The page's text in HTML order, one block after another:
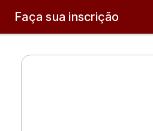
Faça sua inscrição